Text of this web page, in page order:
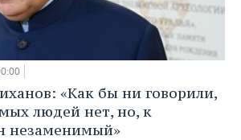
«Как бы ни говорили,
людей нет, но, к
незаменимый»